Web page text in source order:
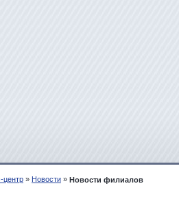
центр » Новости » Новости филиалов